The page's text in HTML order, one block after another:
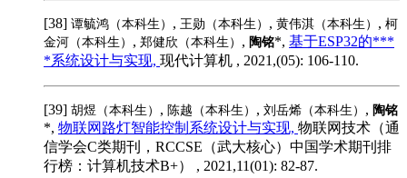
[38] 谭毓鸿（本科生） , 王勋（本科生） , 黄伟淇（本科生） , 柯
金河（本科生） , 郑健欣（本科生） , 陶铭*, 基于ESP32的***
*系统设计与实现, 现代计算机 , 2021,(05): 106-110.
[39] 胡煜（本科生） , 陈越（本科生） , 刘岳烯（本科生） , 陶铭
*, 物联网路灯智能控制系统设计与实现, 物联网技术（通
信学会C类期刊，RCCSE（武大核心）中国学术期刊排
行榜：计算机技术B+） , 2021,11(01): 82-87.